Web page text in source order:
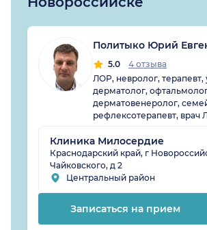
Политыко Юрий
5.0
4 отзыва
ЛОР, невролог, терапевт,
дерматолог,
дерматовенеролог,
рефлексотерапевт, врач
Клиника Милосердие
Краснодарский край, г
Чайковского, д 2
Центральный район
Записаться на прием